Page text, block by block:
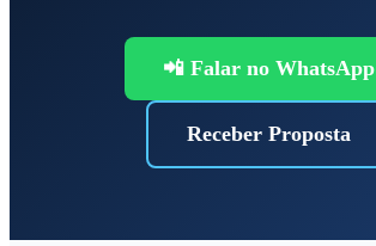
📲 Falar no WhatsApp
Receber Proposta